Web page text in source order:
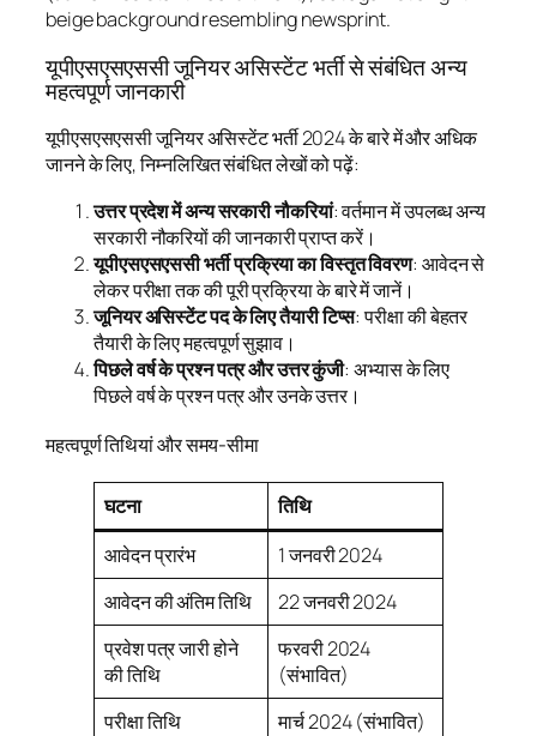
यूपीएसएसएससी जूनियर असिस्टेंट भर्ती से संबंधित अन्य
महत्वपूर्ण जानकारी
यूपीएसएसएससी जूनियर असिस्टेंट भर्ती 2024 के बारे में और अधिक
जानने के लिए, निम्नलिखित संबंधित लेखों को पढ़ें:
उत्तर प्रदेश में अन्य सरकारी नौकरियां: वर्तमान में उपलब्ध अन्य
सरकारी नौकरियों की जानकारी प्राप्त करें।
यूपीएसएसएससी भर्ती प्रक्रिया का विस्तृत विवरण: आवेदन से
लेकर परीक्षा तक की पूरी प्रक्रिया के बारे में जानें।
जूनियर असिस्टेंट पद के लिए तैयारी टिप्स: परीक्षा की बेहतर
तैयारी के लिए महत्वपूर्ण सुझाव।
पिछले वर्ष के प्रश्न पत्र और उत्तर कुंजी: अभ्यास के लिए
पिछले वर्ष के प्रश्न पत्र और उनके उत्तर।
महत्वपूर्ण तिथियां और समय-सीमा
घटना
तिथि
आवेदन प्रारंभ
1 जनवरी 2024
आवेदन की अंतिम तिथि
22 जनवरी 2024
प्रवेश पत्र जारी होने
की तिथि
फरवरी 2024
(संभावित)
परीक्षा तिथि
मार्च 2024 (संभावित)